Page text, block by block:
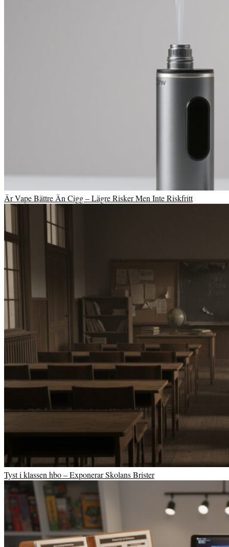
Är Vape Bättre Än Cigg – Lägre Risker Men Inte Riskfritt
Tyst i klassen hbo – Exponerar Skolans Brister